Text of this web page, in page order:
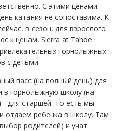
С этими ценами
катания не сопоставима. К
в сезон, для взрослого
к ценам, Sierra at Tahoe
горнолыжных
с детьми.
пасс (на полный день) для
в горнолыжную школу (на
для старшей. То есть мы
отдаем ребенка в школу. Там
родителей) и учат